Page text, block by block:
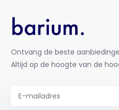
Ontvang de beste
Altijd op de hoogte van de